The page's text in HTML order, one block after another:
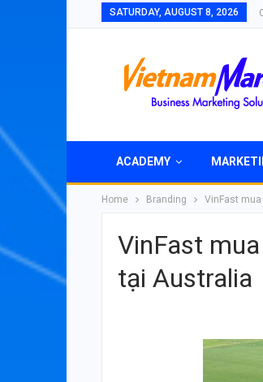
SATURDAY, AUGUST 8, 2026
ACADEMY
Home Branding VinFast
VinFast
tại Australia